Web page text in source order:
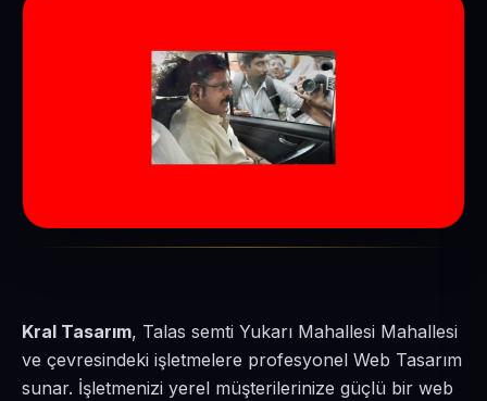
Kral Tasarım, Talas semti Yukarı Mahallesi Mahallesi
ve çevresindeki işletmelere profesyonel Web Tasarım
sunar. İşletmenizi yerel müşterilerinize güçlü bir web